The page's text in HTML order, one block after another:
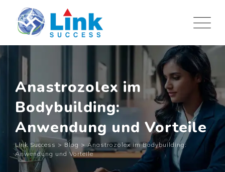
content
Anastrozolex im
Bodybuilding:
Anwendung und Vorteile
Link Success > Blog >Anastrozolex im Bodybuilding:
Anwendung und Vorteile